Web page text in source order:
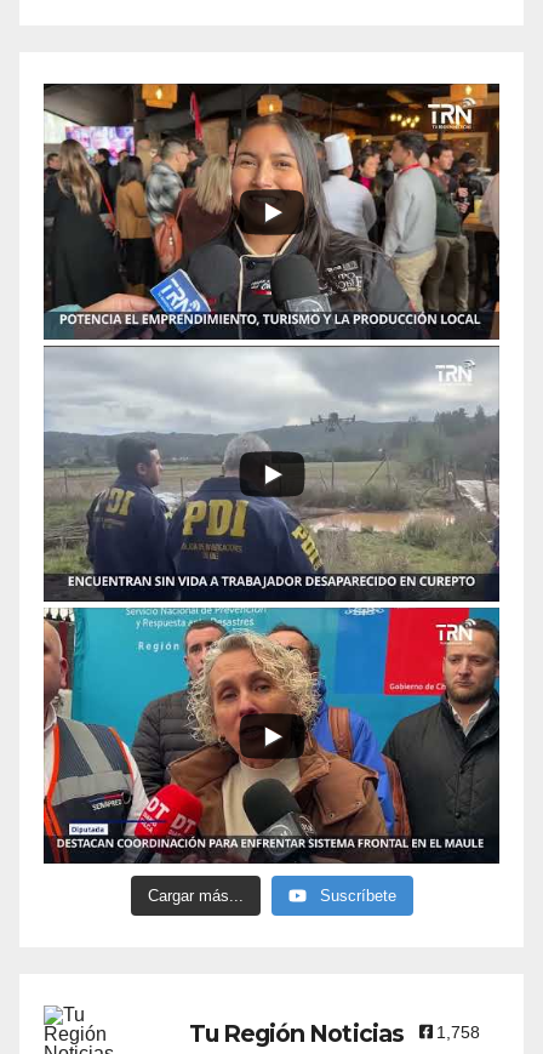
Cargar más... Suscríbete
Tu Región Noticias 1,758